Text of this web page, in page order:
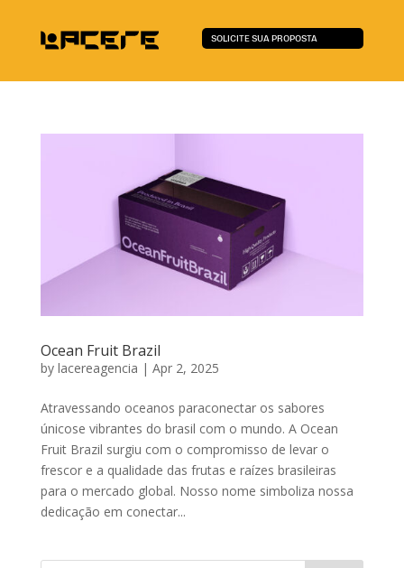
SOLICITE SUA PROPOSTA
Ocean Fruit Brazil
by lacereagencia | Apr 2, 2025
Atravessando oceanos paraconectar os sabores
únicose vibrantes do brasil com o mundo. A Ocean
Fruit Brazil surgiu com o compromisso de levar o
frescor e a qualidade das frutas e raízes brasileiras
para o mercado global. Nosso nome simboliza nossa
dedicação em conectar...